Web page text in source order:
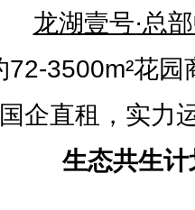
龙湖壹号·总
72-3500m²花园
国企直租，实力
生态共生计